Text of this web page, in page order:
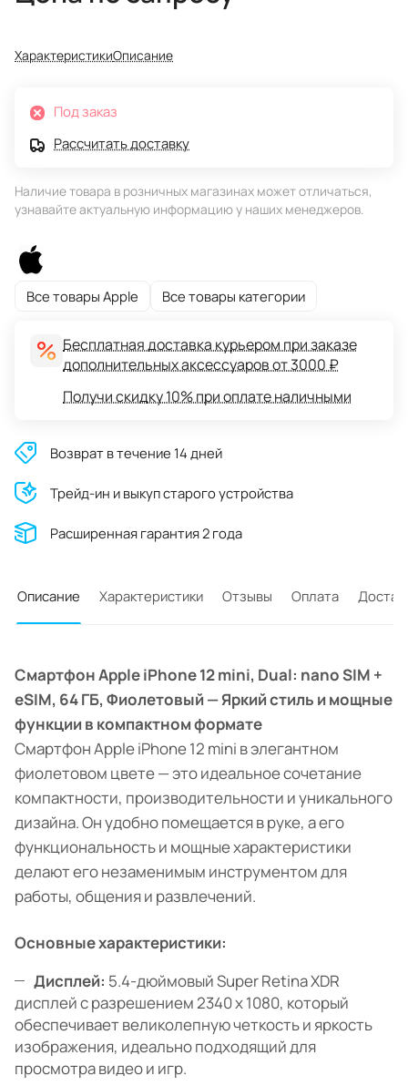
ХарактеристикиОписание
Под заказ
Рассчитать доставку
Наличие товара в розничных магазинах может отличаться,
узнавайте актуальную информацию у наших менеджеров.
Все товары Apple Все товары категории
Бесплатная доставка курьером при заказе
дополнительных аксессуаров от 3000 ₽
Получи скидку 10% при оплате наличными
Возврат в течение 14 дней
Трейд-ин и выкуп старого устройства
Расширенная гарантия 2 года
Описание Характеристики Отзывы Оплата
Смартфон Apple iPhone 12 mini, Dual: nano SIM +
eSIM, 64 ГБ, Фиолетовый — Яркий стиль и мощные
функции в компактном формате
Смартфон Apple iPhone 12 mini в элегантном
фиолетовом цвете — это идеальное сочетание
компактности, производительности и уникального
дизайна. Он удобно помещается в руке, а его
функциональность и мощные характеристики
делают его незаменимым инструментом для
работы, общения и развлечений.
Основные характеристики:
Дисплей: 5.4-дюймовый Super Retina XDR
дисплей с разрешением 2340 x 1080, который
обеспечивает великолепную четкость и яркость
изображения, идеально подходящий для
просмотра видео и игр.